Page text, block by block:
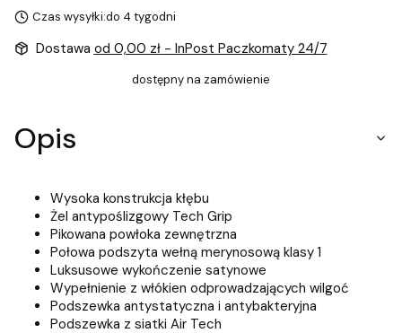
Czas wysyłki:do 4 tygodni
Dostawa od 0,00 zł - InPost Paczkomaty 24/7
dostępny na zamówienie
Opis
Wysoka konstrukcja kłębu
Żel antypoślizgowy Tech Grip
Pikowana powłoka zewnętrzna
Połowa podszyta wełną merynosową klasy 1
Luksusowe wykończenie satynowe
Wypełnienie z włókien odprowadzających wilgoć
Podszewka antystatyczna i antybakteryjna
Podszewka z siatki Air Tech